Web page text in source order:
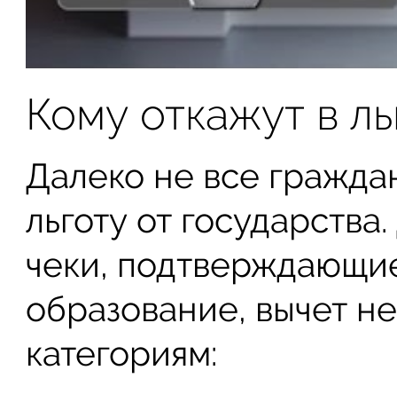
Кому откажут в
Далеко не все
льготу от
чеки,
образование, вычет
категориям: